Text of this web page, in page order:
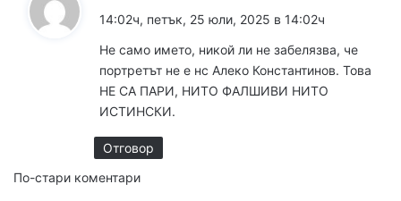
а
а
:
14:02ч, петък, 25 юли, 2025 в 14:02ч
Не само името, никой ли не забелязва, че
портретът не е нс Алеко Константинов. Това
НЕ СА ПАРИ, НИТО ФАЛШИВИ НИТО
ИСТИНСКИ.
Отговор
Навигация
По-стари коментари